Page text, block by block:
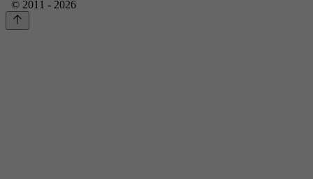
© 2011 - 2026